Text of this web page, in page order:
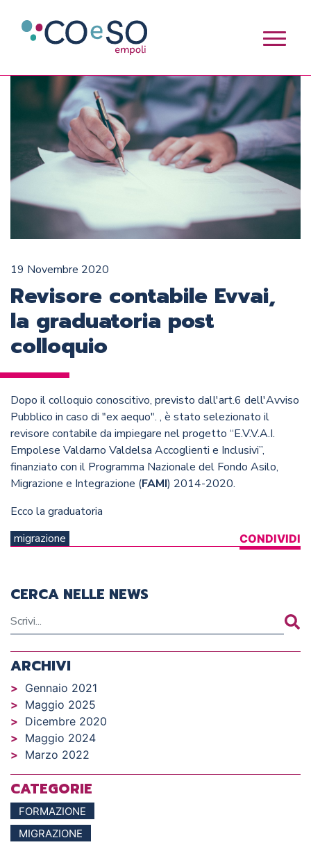
19 Novembre 2020
Revisore contabile Evvai,
la graduatoria post
colloquio
Dopo il colloquio conoscitivo, previsto dall'art.6 dell'Avviso
Pubblico in caso di "ex aequo". , è stato selezionato il
revisore contabile da impiegare nel progetto “E.V.V.A.I.
Empolese Valdarno Valdelsa Accoglienti e Inclusivi”,
finanziato con il Programma Nazionale del Fondo Asilo,
Migrazione e Integrazione (FAMI) 2014-2020.
Ecco la graduatoria
migrazione
CONDIVIDI
CERCA NELLE NEWS
ARCHIVI
Gennaio 2021
Maggio 2025
Dicembre 2020
Maggio 2024
Marzo 2022
CATEGORIE
FORMAZIONE
MIGRAZIONE